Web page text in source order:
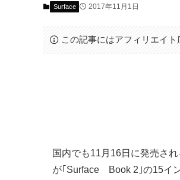
Surface 2017年11月1日
この記事にはアフィリエイト
国内でも11月16日に発売さ
が｢Surface Book 2｣の15イ